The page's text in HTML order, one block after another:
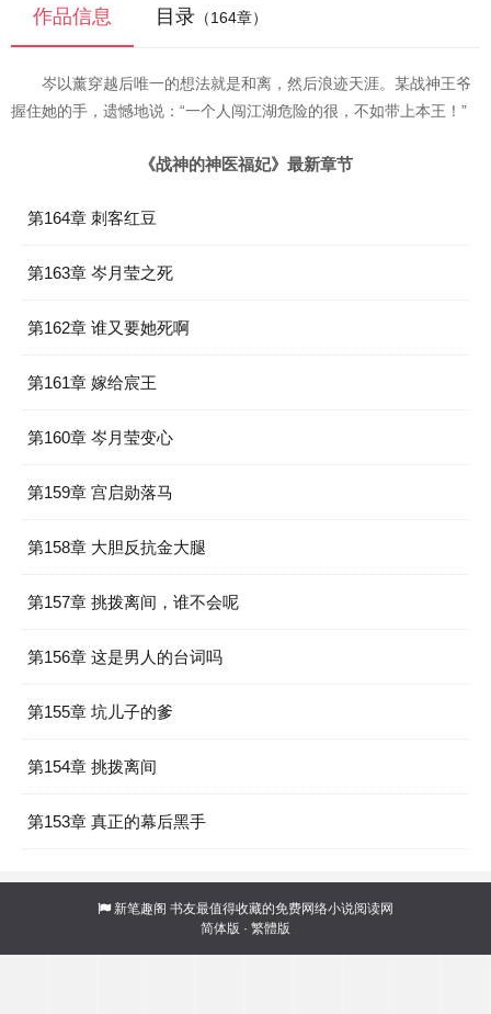
作品信息 目录 （164章）
岑以薰穿越后唯一的想法就是和离，然后浪迹天涯。某战神王爷
握住她的手，遗憾地说：“一个人闯江湖危险的很，不如带上本王！”
《战神的神医福妃》最新章节
第164章 刺客红豆
第163章 岑月莹之死
第162章 谁又要她死啊
第161章 嫁给宸王
第160章 岑月莹变心
第159章 宫启勋落马
第158章 大胆反抗金大腿
第157章 挑拨离间，谁不会呢
第156章 这是男人的台词吗
第155章 坑儿子的爹
第154章 挑拨离间
第153章 真正的幕后黑手
新笔趣阁 书友最值得收藏的免费网络小说阅读网
简体版 · 繁體版